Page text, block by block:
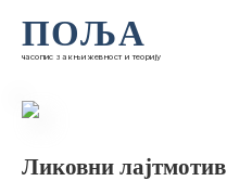
ПОЉА
часопис за књижевност и теорију
Ликовни лајтмотив